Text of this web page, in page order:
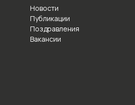
Новости
Публикации
Поздравления
Вакансии